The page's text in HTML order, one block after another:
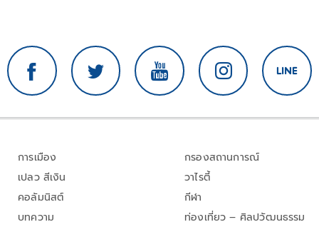
การเมือง
เปลว สีเงิน
คอลัมนิสต์
บทความ
กรองสถานการณ์
วาไรตี้
กีฬา
ท่องเที่ยว – ศิลปวัฒนธรรม